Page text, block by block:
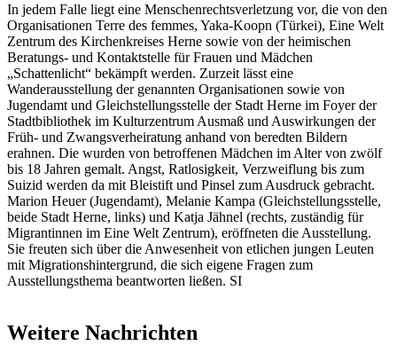
In jedem Falle liegt eine Menschenrechtsverletzung vor, die von den
Organisationen Terre des femmes, Yaka-Koopn (Türkei), Eine Welt
Zentrum des Kirchenkreises Herne sowie von der heimischen
Beratungs- und Kontaktstelle für Frauen und Mädchen
„Schattenlicht“ bekämpft werden. Zurzeit lässt eine
Wanderausstellung der genannten Organisationen sowie von
Jugendamt und Gleichstellungsstelle der Stadt Herne im Foyer der
Stadtbibliothek im Kulturzentrum Ausmaß und Auswirkungen der
Früh- und Zwangsverheiratung anhand von beredten Bildern
erahnen. Die wurden von betroffenen Mädchen im Alter von zwölf
bis 18 Jahren gemalt. Angst, Ratlosigkeit, Verzweiflung bis zum
Suizid werden da mit Bleistift und Pinsel zum Ausdruck gebracht.
Marion Heuer (Jugendamt), Melanie Kampa (Gleichstellungsstelle,
beide Stadt Herne, links) und Katja Jähnel (rechts, zuständig für
Migrantinnen im Eine Welt Zentrum), eröffneten die Ausstellung.
Sie freuten sich über die Anwesenheit von etlichen jungen Leuten
mit Migrationshintergrund, die sich eigene Fragen zum
Ausstellungsthema beantworten ließen. SI
Weitere Nachrichten